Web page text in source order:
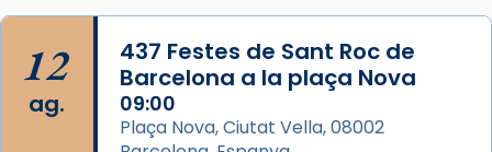
Jaume, fill de Zebedeu, és juntament amb el
seu germà Joan i Pere un dels que
acompanyava més de prop Jesús.
Segons el llibre dels Fets (12,2) fou el primer
12
ag.
437 Festes de Sant Roc de
Barcelona a la plaça Nova
09:00
Plaça Nova, Ciutat Vella, 08002